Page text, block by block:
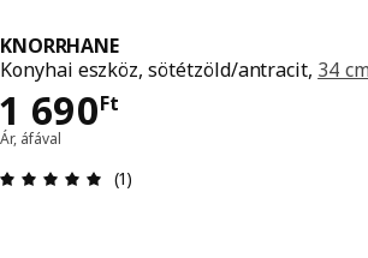
KNORRHANE
Konyhai eszköz, sötétzöld/antracit, 34 cm
1 690Ft
Ár 1690Ft
Ár, áfával
Értékelés: 5 / 5 csillagok.
(1)